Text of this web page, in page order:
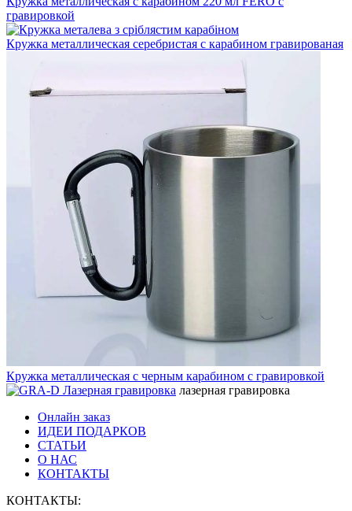
гравировкой
Кружка металлическая серебристая с карабином гравированая
Кружка металлическая с черным карабином с гравировкой
лазерная гравировка
Онлайн заказ
ИДЕИ ПОДАРКОВ
СТАТЬИ
О НАС
КОНТАКТЫ
КОНТАКТЫ: